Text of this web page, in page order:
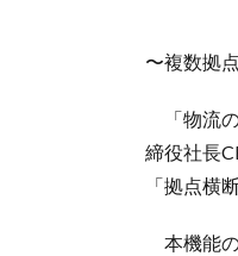
〜複数拠
「物流
締役社長
「拠点横
本機能